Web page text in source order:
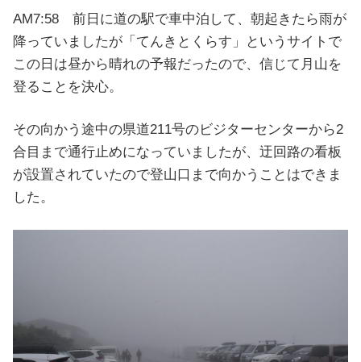
AM7:58 前日に道の駅で車中泊して、朝起きたら雨が
降っていましたが「てんきとくらす」というサイトで
この日は昼から晴れの予報だったので、信じて月山を
登ることを決心。
その向かう途中の県道211号のビジターセンターから2
合目まで通行止めになっていましたが、迂回路の看板
が設置されていたので登山口まで向かうことはできま
した。